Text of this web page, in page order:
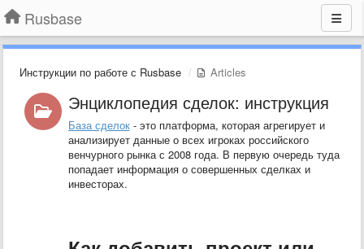
Rusbase
Инструкции по работе с Rusbase Articles
Энциклопедия сделок: инструкция
База сделок- это платформа, которая агрегирует и
анализирует данные о всех игроках российского
венчурного рынка с 2008 года. В первую очередь туда
попадает информация о совершенных сделках и
инвесторах.